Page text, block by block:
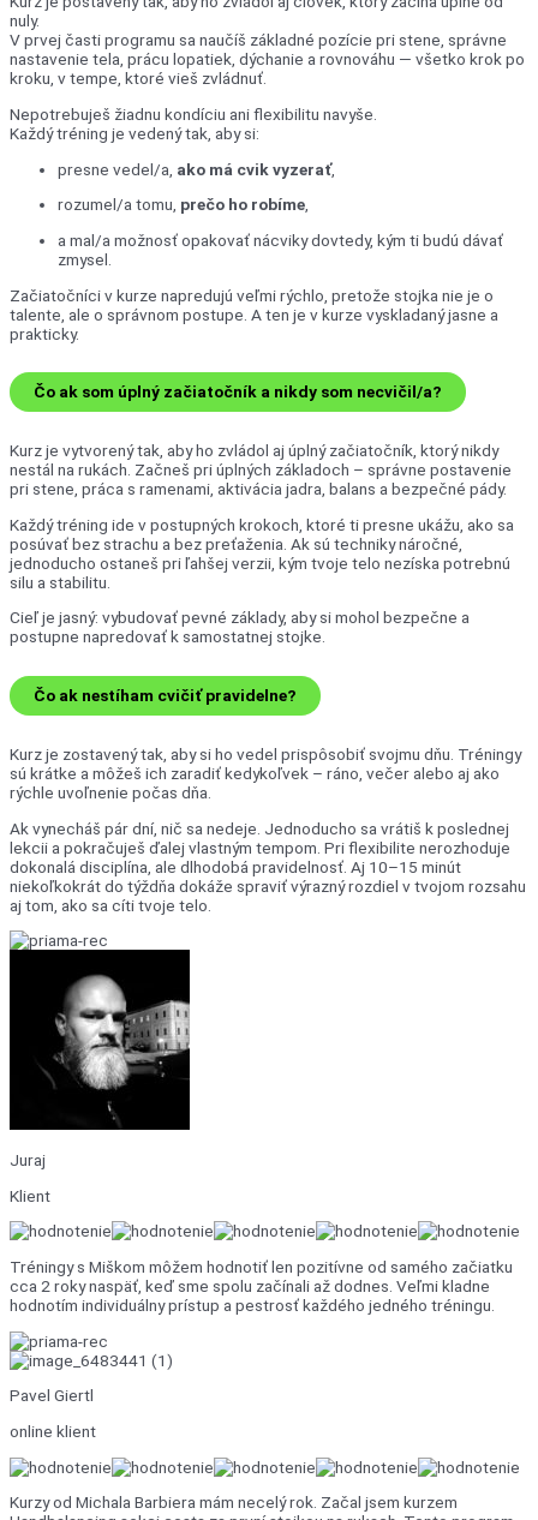
nuly.
V prvej časti programu sa naučíš základné pozície pri stene, správne
nastavenie tela, prácu lopatiek, dýchanie a rovnováhu — všetko krok po
kroku, v tempe, ktoré vieš zvládnuť.
Nepotrebuješ žiadnu kondíciu ani flexibilitu navyše.
Každý tréning je vedený tak, aby si:
presne vedel/a, ako má cvik vyzerať,
rozumel/a tomu, prečo ho robíme,
a mal/a možnosť opakovať nácviky dovtedy, kým ti budú dávať
zmysel.
Začiatočníci v kurze napredujú veľmi rýchlo, pretože stojka nie je o
talente, ale o správnom postupe. A ten je v kurze vyskladaný jasne a
prakticky.
Čo ak som úplný začiatočník a nikdy som necvičil/a?
Kurz je vytvorený tak, aby ho zvládol aj úplný začiatočník, ktorý nikdy
nestál na rukách. Začneš pri úplných základoch – správne postavenie
pri stene, práca s ramenami, aktivácia jadra, balans a bezpečné pády.
Každý tréning ide v postupných krokoch, ktoré ti presne ukážu, ako sa
posúvať bez strachu a bez preťaženia. Ak sú techniky náročné,
jednoducho ostaneš pri ľahšej verzii, kým tvoje telo nezíska potrebnú
silu a stabilitu.
Cieľ je jasný: vybudovať pevné základy, aby si mohol bezpečne a
postupne napredovať k samostatnej stojke.
Čo ak nestíham cvičiť pravidelne?
Kurz je zostavený tak, aby si ho vedel prispôsobiť svojmu dňu. Tréningy
sú krátke a môžeš ich zaradiť kedykoľvek – ráno, večer alebo aj ako
rýchle uvoľnenie počas dňa.
Ak vynecháš pár dní, nič sa nedeje. Jednoducho sa vrátiš k poslednej
lekcii a pokračuješ ďalej vlastným tempom. Pri flexibilite nerozhoduje
dokonalá disciplína, ale dlhodobá pravidelnosť. Aj 10–15 minút
niekoľkokrát do týždňa dokáže spraviť výrazný rozdiel v tvojom rozsahu
aj tom, ako sa cíti tvoje telo.
Juraj
Klient
Tréningy s Miškom môžem hodnotiť len pozitívne od samého začiatku
cca 2 roky naspäť, keď sme spolu začínali až dodnes. Veľmi kladne
hodnotím individuálny prístup a pestrosť každého jedného tréningu.
Pavel Giertl
online klient
Kurzy od Michala Barbiera mám necelý rok. Začal jsem kurzem